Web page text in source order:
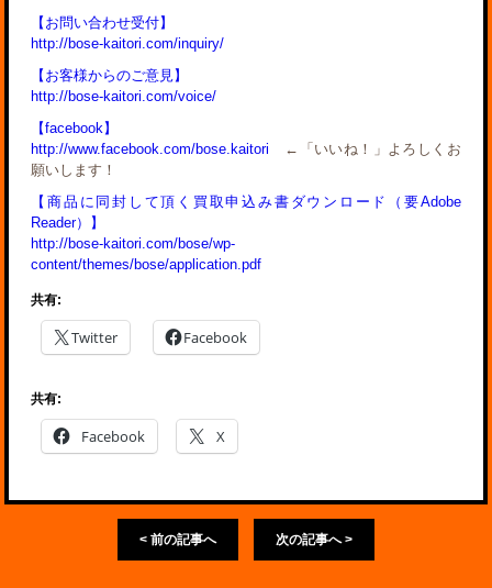
【お問い合わせ受付】
http://bose-kaitori.com/inquiry/
【お客様からのご意見】
http://bose-kaitori.com/voice/
【facebook】
http://www.facebook.com/bose.kaitori ←「いいね！」よろしくお
願いします！
【商品に同封して頂く買取申込み書ダウンロード（要Adobe
Reader）】
http://bose-kaitori.com/bose/wp-
content/themes/bose/application.pdf
共有:
Twitter Facebook
共有:
Facebook X
< 前の記事へ 次の記事へ >